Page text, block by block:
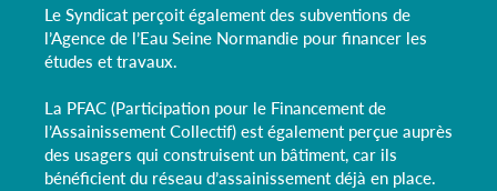
Le Syndicat perçoit également des subventions de
l’Agence de l’Eau Seine Normandie pour financer les
études et travaux.
La PFAC (Participation pour le Financement de
l’Assainissement Collectif) est également perçue auprès
des usagers qui construisent un bâtiment, car ils
bénéficient du réseau d’assainissement déjà en place.